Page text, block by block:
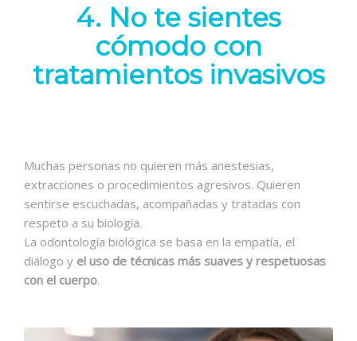
4. No te sientes
cómodo con
tratamientos invasivos
Muchas personas no quieren más anestesias,
extracciones o procedimientos agresivos. Quieren
sentirse escuchadas, acompañadas y tratadas con
respeto a su biología.
La odontología biológica se basa en la empatía, el
diálogo y el uso de técnicas más suaves y respetuosas
con el cuerpo.